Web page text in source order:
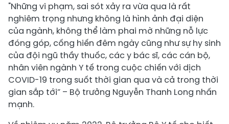
"Những vi phạm, sai sót xảy ra vừa qua là rất
nghiêm trọng nhưng không là hình ảnh đại diện
của ngành, không thể làm phai mờ những nỗ lực
đóng góp, cống hiến đêm ngày cũng như sự hy sinh
của đội ngũ thầy thuốc, các y bác sĩ, các cán bộ,
nhân viên ngành Y tế trong cuộc chiến với dịch
COVID-19 trong suốt thời gian qua và cả trong thời
gian sắp tới” – Bộ trưởng Nguyễn Thanh Long nhấn
mạnh.